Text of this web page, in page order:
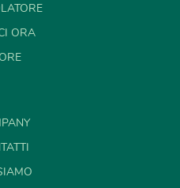
ORA